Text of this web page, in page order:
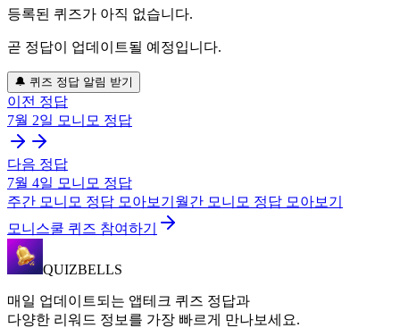
등록된 퀴즈가 아직 없습니다.
곧 정답이 업데이트될 예정입니다.
🔔 퀴즈 정답 알림 받기
이전 정답
7월 2일 모니모 정답
다음 정답
7월 4일 모니모 정답
주간 모니모 정답 모아보기 월간 모니모 정답 모아보기
모니스쿨 퀴즈 참여하기
QUIZBELLS
매일 업데이트되는 앱테크 퀴즈 정답과
다양한 리워드 정보를 가장 빠르게 만나보세요.